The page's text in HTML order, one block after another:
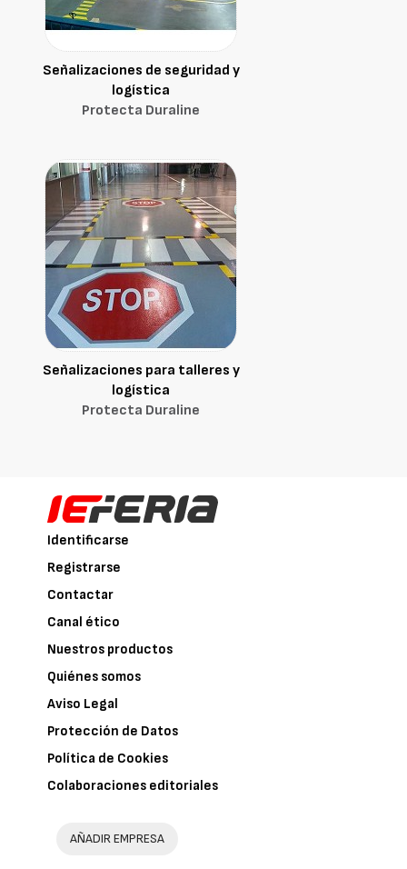
Señalizaciones de seguridad y
logística
Protecta Duraline
Señalizaciones para talleres y
logística
Protecta Duraline
Identificarse
Registrarse
Contactar
Canal ético
Nuestros productos
Quiénes somos
Aviso Legal
Protección de Datos
Política de Cookies
Colaboraciones editoriales
AÑADIR EMPRESA